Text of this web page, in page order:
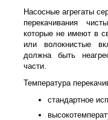
Насосные агрегаты
перекачивания
которые не имеют в
или волокнистые
должна быть
части.
Температура
стандартное